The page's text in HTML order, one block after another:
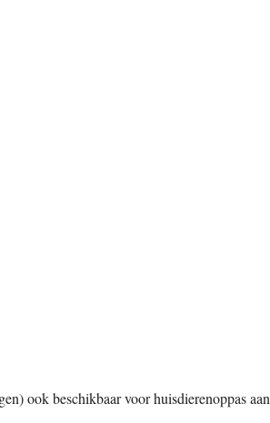
ook beschikbaar voor huisdierenoppas aan